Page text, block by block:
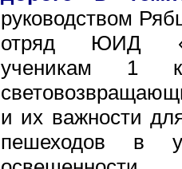
руководством
отряд ЮИД
ученикам 1
и их важности
пешеходов в